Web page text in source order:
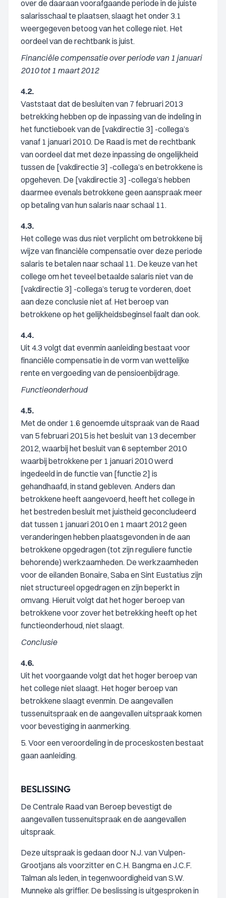
over de daaraan voorafgaande periode in de juiste
salarisschaal te plaatsen, slaagt het onder 3.1
weergegeven betoog van het college niet. Het
oordeel van de rechtbank is juist.
Financiële compensatie over periode van 1 januari
2010 tot 1 maart 2012
4.2.
Vaststaat dat de besluiten van 7 februari 2013
betrekking hebben op de inpassing van de indeling in
het functieboek van de [vakdirectie 3] -collega’s
vanaf 1 januari 2010. De Raad is met de rechtbank
van oordeel dat met deze inpassing de ongelijkheid
tussen de [vakdirectie 3] -collega’s en betrokkene is
opgeheven. De [vakdirectie 3] -collega’s hebben
daarmee evenals betrokkene geen aanspraak meer
op betaling van hun salaris naar schaal 11.
4.3.
Het college was dus niet verplicht om betrokkene bij
wijze van financiële compensatie over deze periode
salaris te betalen naar schaal 11. De keuze van het
college om het teveel betaalde salaris niet van de
[vakdirectie 3] -collega’s terug te vorderen, doet
aan deze conclusie niet af. Het beroep van
betrokkene op het gelijkheidsbeginsel faalt dan ook.
4.4.
Uit 4.3 volgt dat evenmin aanleiding bestaat voor
financiële compensatie in de vorm van wettelijke
rente en vergoeding van de pensioenbijdrage.
Functieonderhoud
4.5.
Met de onder 1.6 genoemde uitspraak van de Raad
van 5 februari 2015 is het besluit van 13 december
2012, waarbij het besluit van 6 september 2010
waarbij betrokkene per 1 januari 2010 werd
ingedeeld in de functie van [functie 2] is
gehandhaafd, in stand gebleven. Anders dan
betrokkene heeft aangevoerd, heeft het college in
het bestreden besluit met juistheid geconcludeerd
dat tussen 1 januari 2010 en 1 maart 2012 geen
veranderingen hebben plaatsgevonden in de aan
betrokkene opgedragen (tot zijn reguliere functie
behorende) werkzaamheden. De werkzaamheden
voor de eilanden Bonaire, Saba en Sint Eustatius zijn
niet structureel opgedragen en zijn beperkt in
omvang. Hieruit volgt dat het hoger beroep van
betrokkene voor zover het betrekking heeft op het
functieonderhoud, niet slaagt.
Conclusie
4.6.
Uit het voorgaande volgt dat het hoger beroep van
het college niet slaagt. Het hoger beroep van
betrokkene slaagt evenmin. De aangevallen
tussenuitspraak en de aangevallen uitspraak komen
voor bevestiging in aanmerking.
5. Voor een veroordeling in de proceskosten bestaat
gaan aanleiding.
BESLISSING
De Centrale Raad van Beroep bevestigt de
aangevallen tussenuitspraak en de aangevallen
uitspraak.
Deze uitspraak is gedaan door N.J. van Vulpen-
Grootjans als voorzitter en C.H. Bangma en J.C.F.
Talman als leden, in tegenwoordigheid van S.W.
Munneke als griffier. De beslissing is uitgesproken in